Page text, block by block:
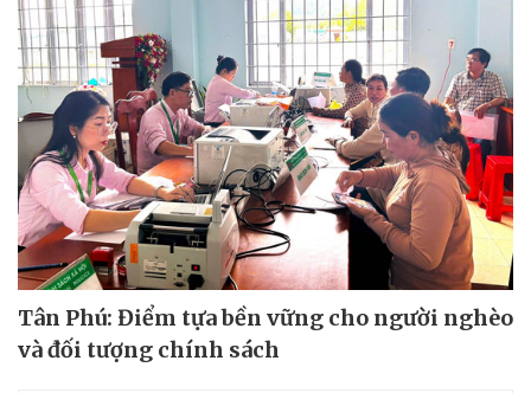
Tân Phú: Điểm tựa bền vững cho người nghèo
và đối tượng chính sách